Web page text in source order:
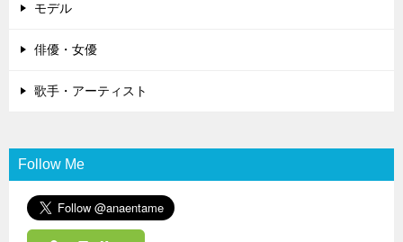
モデル
俳優・女優
歌手・アーティスト
Follow Me